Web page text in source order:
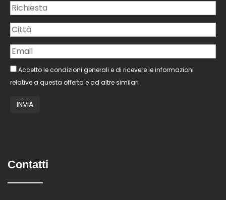
Accetto le condizioni generali e di ricevere le informazioni
relative a questa offerta e ad altre similari
Contatti